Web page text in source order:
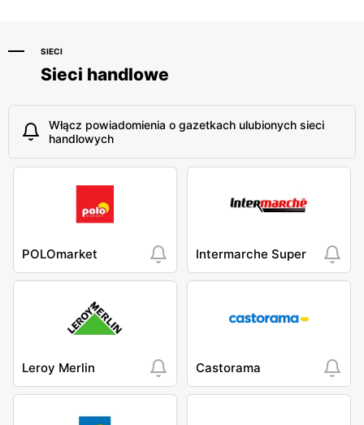
SIECI
Sieci handlowe
Włącz powiadomienia o gazetkach ulubionych sieci
handlowych
POLOmarket Intermarche Super
Leroy Merlin Castorama